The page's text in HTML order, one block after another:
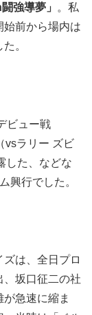
強導夢」
。私
始前から場内は
。
ビュー戦
vsラリー ズビ
した、などな
興行でした。
は、全日プロ
、坂口征二の社
急速に縮ま